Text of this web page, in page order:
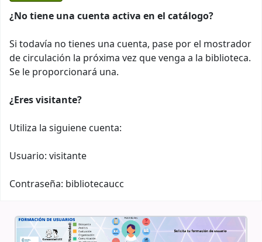
¿No tiene una cuenta activa en el catálogo?
Si todavía no tienes una cuenta, pase por el mostrador
de circulación la próxima vez que venga a la biblioteca.
Se le proporcionará una.
¿Eres visitante?
Utiliza la siguiene cuenta:
Usuario: visitante
Contraseña: bibliotecaucc